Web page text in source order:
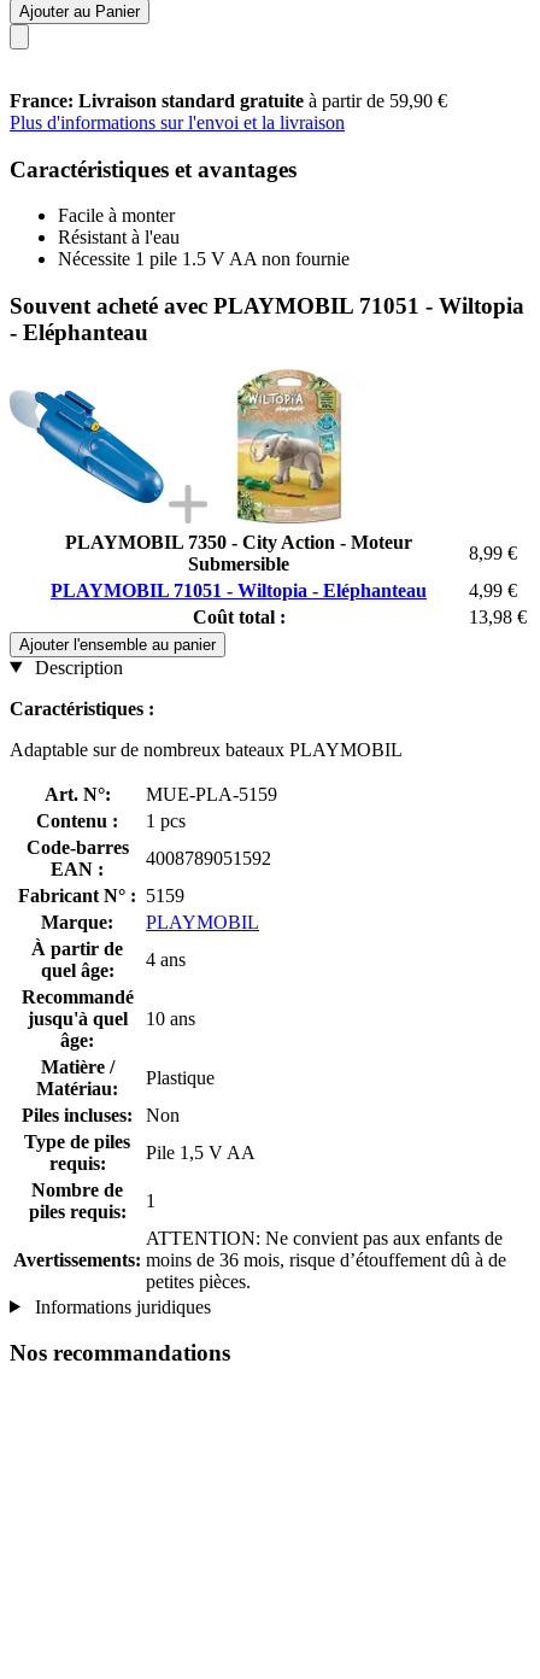
Ajouter au Panier
France: Livraison standard gratuite à partir de 59,90 €
Plus d'informations sur l'envoi et la livraison
Caractéristiques et avantages
Facile à monter
Résistant à l'eau
Nécessite 1 pile 1.5 V AA non fournie
Souvent acheté avec PLAYMOBIL 71051 - Wiltopia
- Eléphanteau
PLAYMOBIL 7350 - City Action - Moteur
Submersible
8,99 €
PLAYMOBIL 71051 - Wiltopia - Eléphanteau
4,99 €
Coût total :
13,98 €
Ajouter l'ensemble au panier
Description
Caractéristiques :
Adaptable sur de nombreux bateaux PLAYMOBIL
Art. N°:
MUE-PLA-5159
Contenu :
1 pcs
Code-barres
EAN :
4008789051592
Fabricant N° : 5159
Marque:
PLAYMOBIL
À partir de
quel âge:
4 ans
Recommandé
jusqu'à quel
âge:
10 ans
Matière /
Matériau:
Plastique
Piles incluses:
Non
Type de piles
requis:
Pile 1,5 V AA
Nombre de
piles requis:
1
Avertissements:
ATTENTION: Ne convient pas aux enfants de
moins de 36 mois, risque d’étouffement dû à de
petites pièces.
Informations juridiques
Nos recommandations